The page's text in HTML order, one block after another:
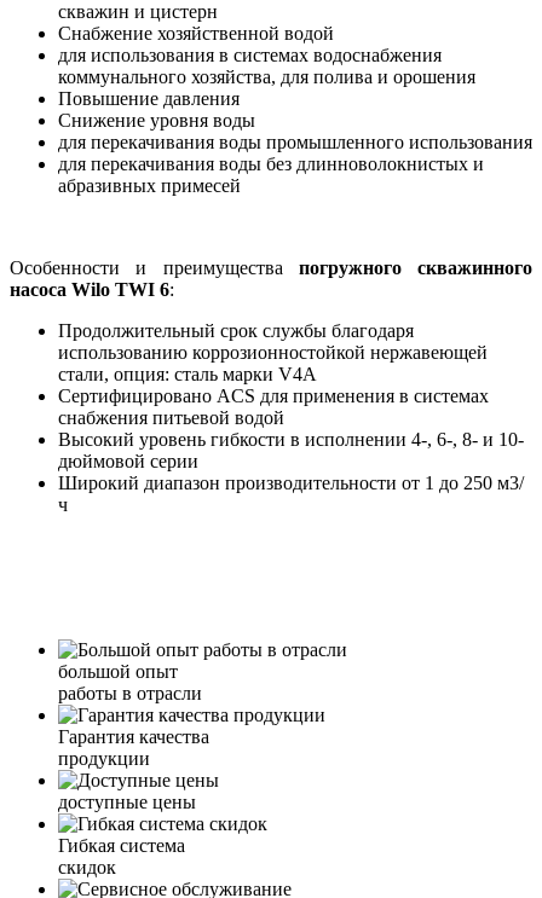
скважин и цистерн
Снабжение хозяйственной водой
для использования в системах водоснабжения
коммунального хозяйства, для полива и орошения
Повышение давления
Снижение уровня воды
для перекачивания воды промышленного использования
для перекачивания воды без длинноволокнистых и
абразивных примесей
Особенности и преимущества погружного скважинного
насоса Wilo TWI 6:
Продолжительный срок службы благодаря
использованию коррозионностойкой нержавеющей
стали, опция: сталь марки V4A
Сертифицировано ACS для применения в системах
снабжения питьевой водой
Высокий уровень гибкости в исполнении 4-, 6-, 8- и 10-
дюймовой серии
Широкий диапазон производительности от 1 до 250 м3/
ч
большой опыт
работы в отрасли
Гарантия качества
продукции
доступные цены
Гибкая система
скидок